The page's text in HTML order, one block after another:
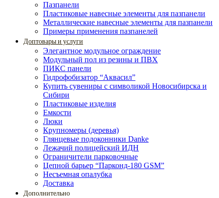
Пазпанели
Пластиковые навесные элементы для пазпанели
Металлические навесные элементы для пазпанели
Примеры применения пазпанелей
Доптовары и услуги
Элегантное модульное ограждение
Модульный пол из резины и ПВХ
ПИКС панели
Гидрофобизатор “Аквасил”
Купить сувениры с символикой Новосибирска и
Сибири
Пластиковые изделия
Емкости
Люки
Крупномеры (деревья)
Глянцевые подоконники Danke
Лежачий полицейский ИДН
Ограничители парковочные
Цепной барьер “Парконд-180 GSM”
Несъемная опалубка
Доставка
Дополнительно